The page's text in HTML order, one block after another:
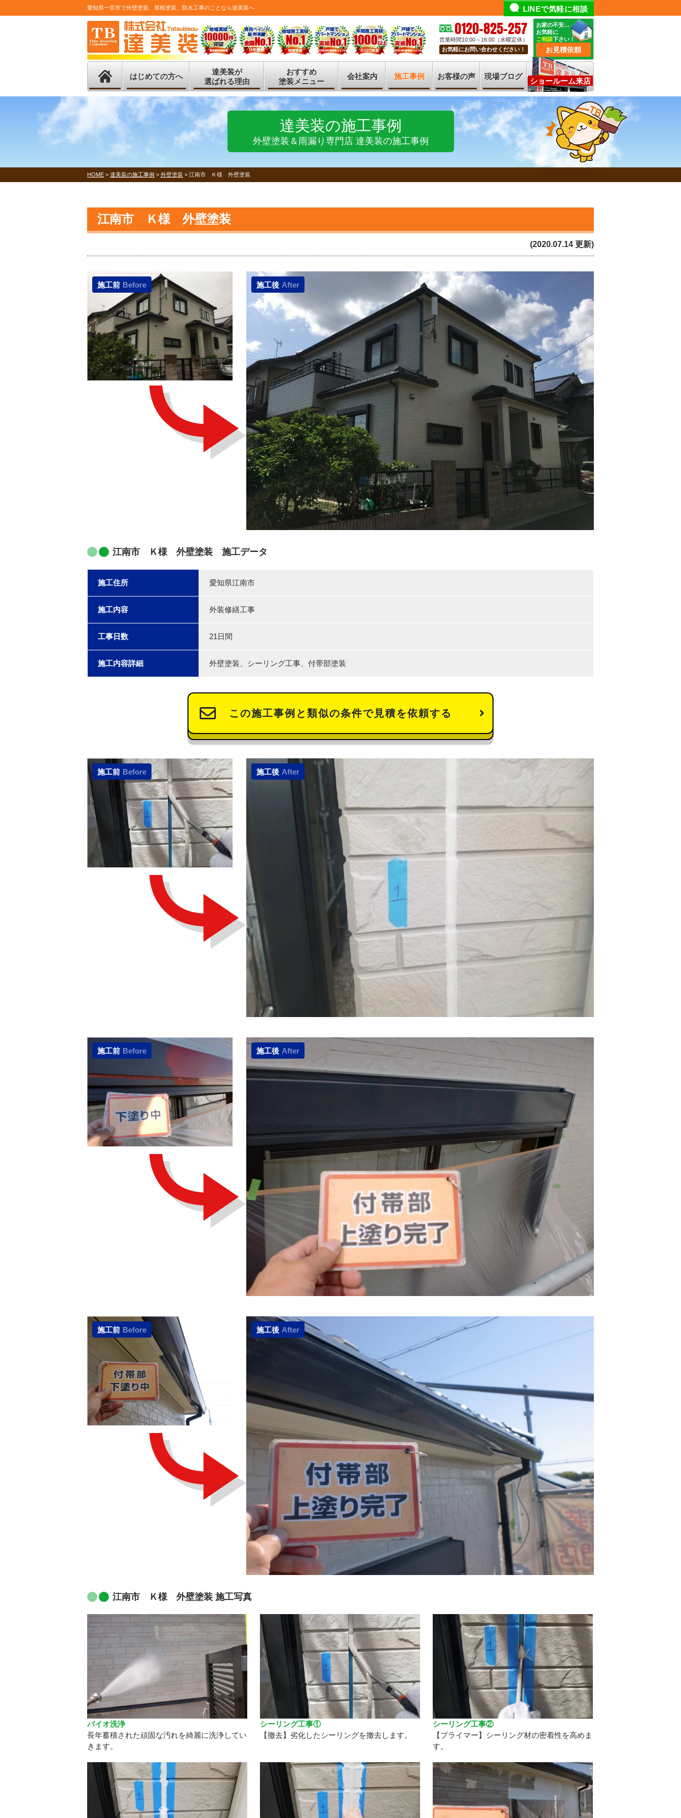
愛知県一宮市で外壁塗装、屋根塗装、防水工事のことなら達美装へ LINEで気軽に相談
0120-825-257
営業時間10:00～16:00（水曜定休）
お気軽にお問い合わせください！
お家の不安…
お気軽に
ご相談下さい！
お見積依頼
はじめての方へ
達美装が
選ばれる理由
おすすめ
塗装メニュー
会社案内 施工事例 お客様の声 現場ブログ
ショールーム来店
達美装の施工事例
外壁塗装＆雨漏り専門店 達美装の施工事例
HOME > 達美装の施工事例 > 外壁塗装 > 江南市 Ｋ様 外壁塗装
江南市 Ｋ様 外壁塗装
(2020.07.14 更新)
施工後 After
施工前 Before
江南市 Ｋ様 外壁塗装 施工データ
施工住所 愛知県江南市
施工内容 外装修繕工事
工事日数 21日間
施工内容詳細 外壁塗装、シーリング工事、付帯部塗装
この施工事例と類似の条件で見積を依頼する
施工前 Before 施工後 After
施工前 Before 施工後 After
施工前 Before 施工後 After
江南市 Ｋ様 外壁塗装 施工写真
バイオ洗浄
長年蓄積された頑固な汚れを綺麗に洗浄してい
きます。
シーリング工事①
【撤去】劣化したシーリングを撤去します。
シーリング工事②
【プライマー】シーリング材の密着性を高めま
す。